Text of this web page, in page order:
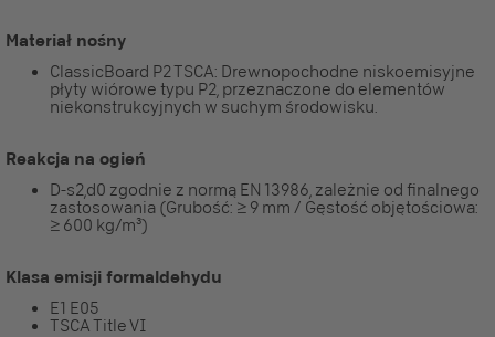
Materiał nośny
ClassicBoard P2 TSCA: Drewnopochodne niskoemisyjne
płyty wiórowe typu P2, przeznaczone do elementów
niekonstrukcyjnych w suchym środowisku.
Reakcja na ogień
D-s2,d0 zgodnie z normą EN 13986, zależnie od finalnego
zastosowania (Grubość: ≥ 9 mm / Gęstość objętościowa:
≥ 600 kg/m³)
Klasa emisji formaldehydu
E1 E05
TSCA Title VI